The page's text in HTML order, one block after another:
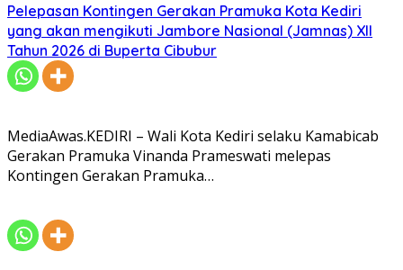
Pelepasan Kontingen Gerakan Pramuka Kota Kediri
yang akan mengikuti Jambore Nasional (Jamnas) XII
Tahun 2026 di Buperta Cibubur
MediaAwas.KEDIRI – Wali Kota Kediri selaku Kamabicab
Gerakan Pramuka Vinanda Prameswati melepas
Kontingen Gerakan Pramuka…